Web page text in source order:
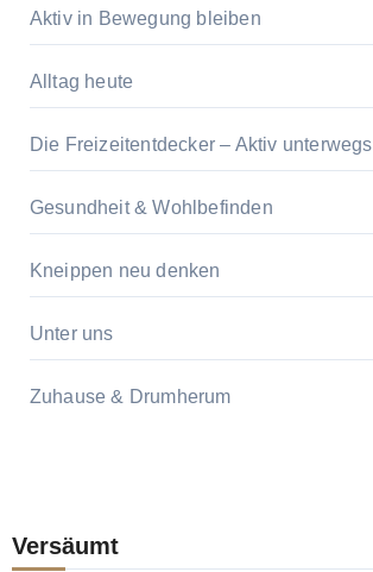
Aktiv in Bewegung bleiben
Alltag heute
Die Freizeitentdecker – Aktiv unterwegs
Gesundheit & Wohlbefinden
Kneippen neu denken
Unter uns
Zuhause & Drumherum
Versäumt